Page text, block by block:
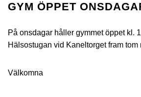
GYM ÖPPET
På onsdagar håller gymmet öppet kl.
Hälsostugan vid Kaneltorget fram tom
Välkomna